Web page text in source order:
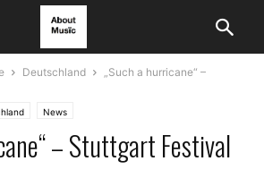
Deutschland
„Such a hurricane“ –
News
– Stuttgart Festival